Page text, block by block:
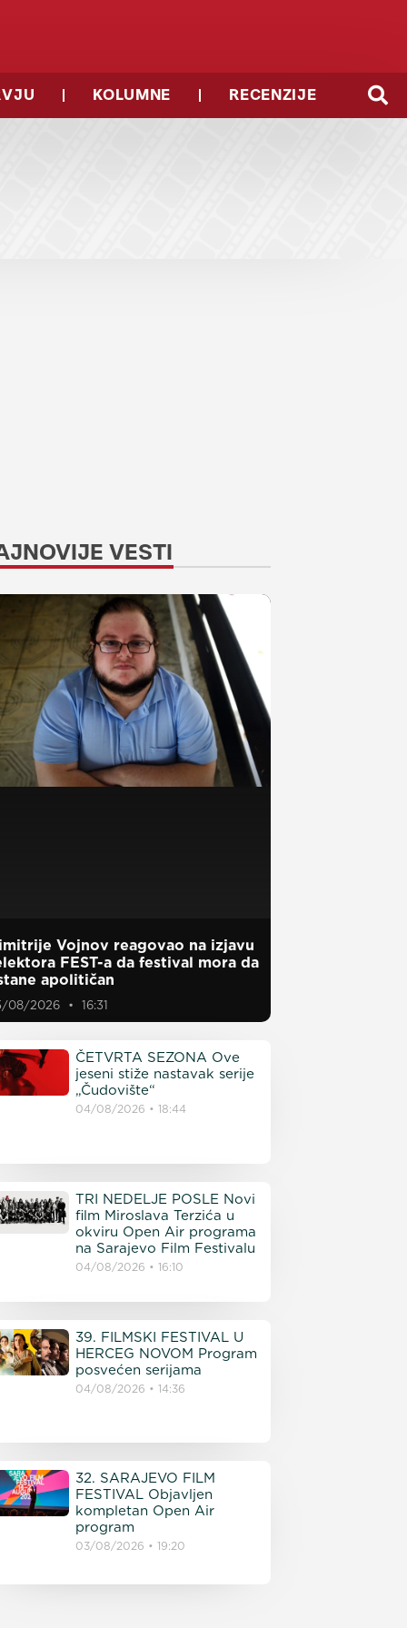
KOLUMNE RECENZIJE
VESTI
Vojnov reagovao na izjavu
FEST-a da festival mora da
apolitičan
08/2026 16:31
ČETVRTA SEZONA Ove
jeseni stiže nastavak serije
„Čudovište“
04/08/2026 18:44
TRI NEDELJE POSLE Novi
film Miroslava Terzića u
okviru Open Air programa
na Sarajevo Film Festivalu
04/08/2026 16:10
39. FILMSKI FESTIVAL U
HERCEG NOVOM Program
posvećen serijama
04/08/2026 14:36
32. SARAJEVO FILM
FESTIVAL Objavljen
kompletan Open Air
program
03/08/2026 19:20